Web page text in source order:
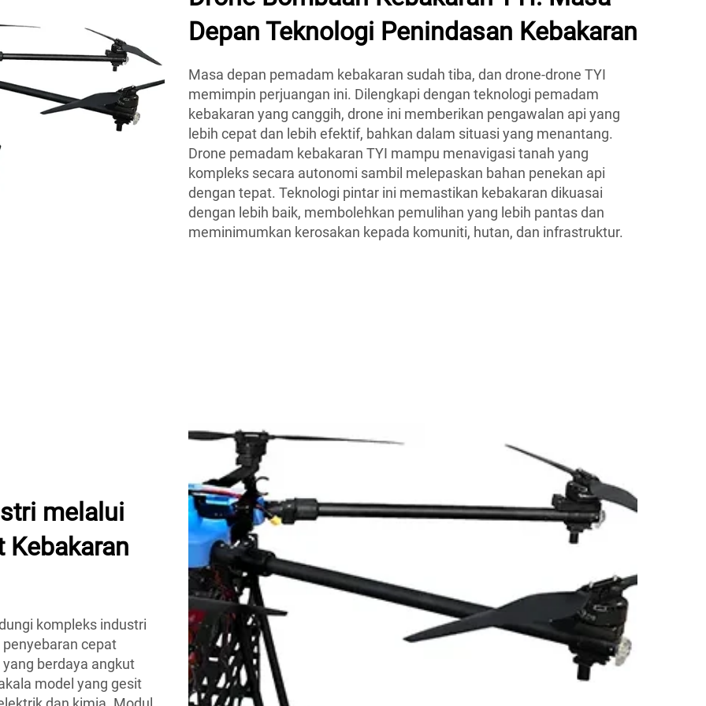
Depan Teknologi Penindasan Kebakaran
Masa depan pemadam kebakaran sudah tiba, dan drone-drone TYI
memimpin perjuangan ini. Dilengkapi dengan teknologi pemadam
kebakaran yang canggih, drone ini memberikan pengawalan api yang
lebih cepat dan lebih efektif, bahkan dalam situasi yang menantang.
Drone pemadam kebakaran TYI mampu menavigasi tanah yang
kompleks secara autonomi sambil melepaskan bahan penekan api
dengan tepat. Teknologi pintar ini memastikan kebakaran dikuasai
dengan lebih baik, membolehkan pemulihan yang lebih pantas dan
meminimumkan kerosakan kepada komuniti, hutan, dan infrastruktur.
melalui
Kebakaran
kompleks industri
cepat
berdaya angkut
model yang gesit